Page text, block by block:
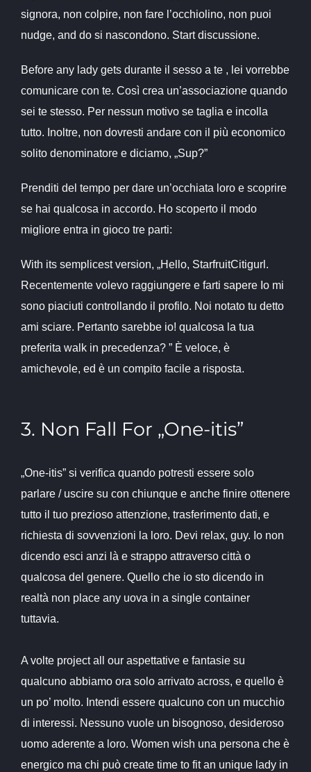
signora, non colpire, non fare l’occhiolino, non puoi
nudge, and do si nascondono. Start discussione.
Before any lady gets durante il sesso a te , lei vorrebbe
comunicare con te. Così crea un’associazione quando
sei te stesso. Per nessun motivo se taglia e incolla
tutto. Inoltre, non dovresti andare con il più economico
solito denominatore e diciamo, „Sup?”
Prenditi del tempo per dare un’occhiata loro e scoprire
se hai qualcosa in accordo. Ho scoperto il modo
migliore entra in gioco tre parti:
With its semplicest version, „Hello, StarfruitCitigurl.
Recentemente volevo raggiungere e farti sapere Io mi
sono piaciuti controllando il profilo. Noi notato tu detto
ami sciare. Pertanto sarebbe io! qualcosa la tua
preferita walk in precedenza? ” È veloce, è
amichevole, ed è un compito facile a risposta.
3. Non Fall For „One-itis”
„One-itis” si verifica quando potresti essere solo
parlare / uscire su con chiunque e anche finire ottenere
tutto il tuo prezioso attenzione, trasferimento dati, e
richiesta di sovvenzioni la loro. Devi relax, guy. Io non
dicendo esci anzi là e strappo attraverso città o
qualcosa del genere. Quello che io sto dicendo in
realtà non place any uova in a single container
tuttavia.
A volte project all our aspettative e fantasie su
qualcuno abbiamo ora solo arrivato across, e quello è
un po’ molto. Intendi essere qualcuno con un mucchio
di interessi. Nessuno vuole un bisognoso, desideroso
uomo aderente a loro. Women wish una persona che è
energico ma chi può create time to fit an unique lady in